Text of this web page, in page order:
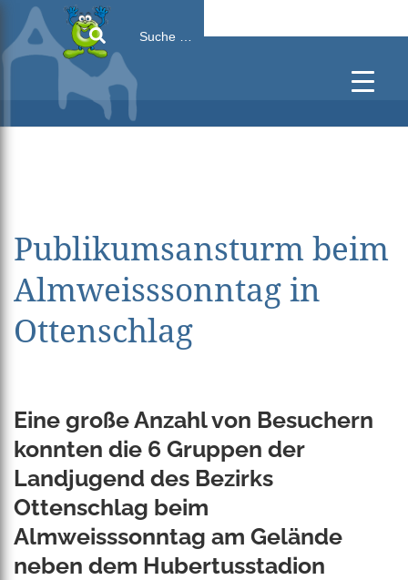
for:
Publikumsansturm beim
Almweisssonntag in
Ottenschlag
Eine große Anzahl von Besuchern
konnten die 6 Gruppen der
Landjugend des Bezirks
Ottenschlag beim
Almweisssonntag am Gelände
neben dem Hubertusstadion